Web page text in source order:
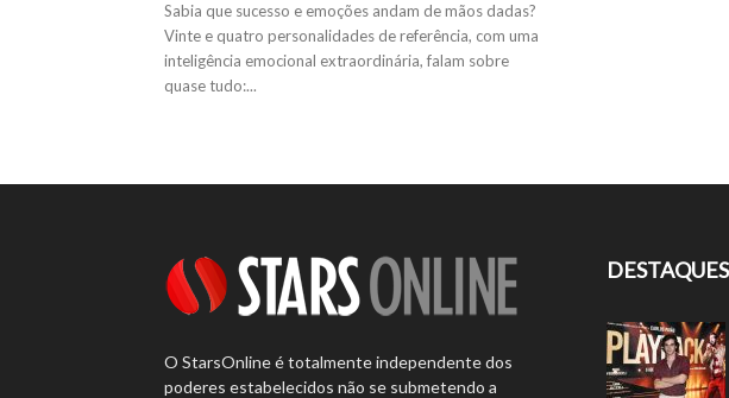
Sabia que sucesso e emoções andam de mãos dadas?
Vinte e quatro personalidades de referência, com uma
inteligência emocional extraordinária, falam sobre
quase tudo:...
O StarsOnline é totalmente independente dos
poderes estabelecidos não se submetendo a
DESTAQUES